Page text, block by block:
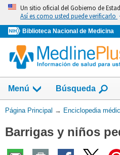
Omita
vaya
al
Contenido
Un sitio oficial del Gobierno de
Así es como usted puede verificarlo
Biblioteca Nacional de Medicina
Menú Búsqueda
Usted
aquí:
Página Principal → Enciclopedia
Barrigas y niños